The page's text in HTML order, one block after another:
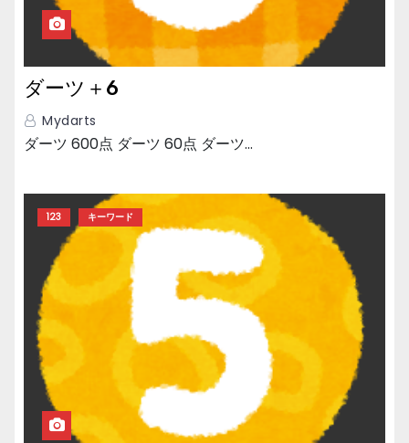
ダーツ＋6
Mydarts
ダーツ 600点 ダーツ 60点 ダーツ…
123 キーワード